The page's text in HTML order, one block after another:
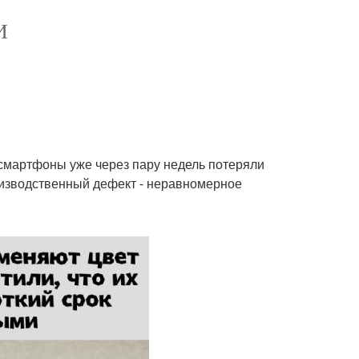
уже через пару недель потеряли
дефект - неравномерное